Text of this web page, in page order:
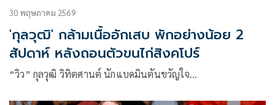
30 พฤษภาคม 2569
'กุลวุฒิ' กล้ามเนื้ออักเสบ พักอย่างน้อย 2
สัปดาห์ หลังถอนตัวขนไก่สิงคโปร์
“วิว” กุลวุฒิ วิทิตศานต์ นักแบดมินตันขวัญใจ…